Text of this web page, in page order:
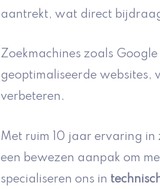
aantrekt, wat direct
Zoekmachines zoals
geoptimaliseerde websites,
verbeteren.
Met ruim 10 jaar ervaring in
een bewezen aanpak om
specialiseren ons in